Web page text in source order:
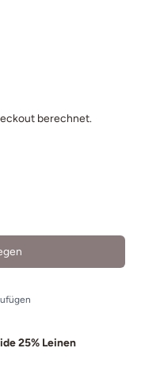
berechnet.
25% Leinen